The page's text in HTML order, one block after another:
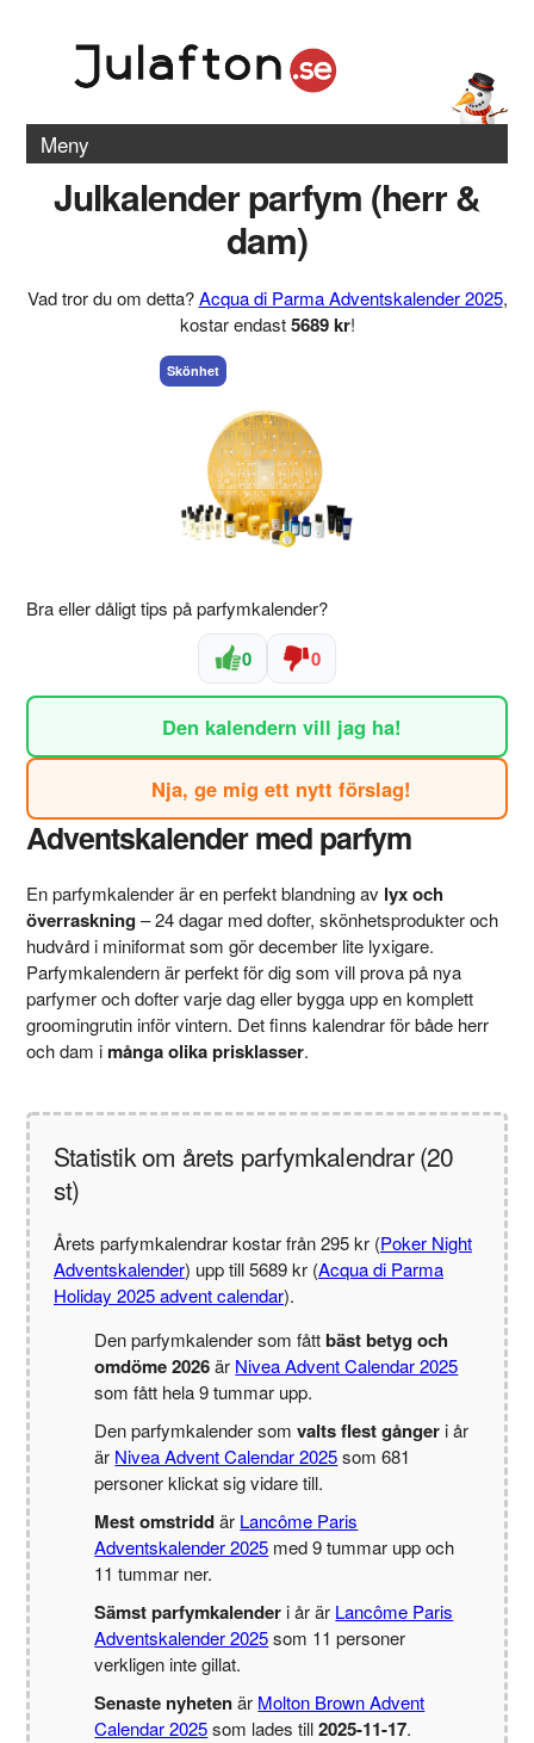
Meny
Julkalender parfym (herr &
dam)
Vad tror du om detta?Acqua di Parma Adventskalender 2025,
kostar endast5689 kr!
Skönhet
Bra eller dåligt tips på parfymkalender?
0 0
Den kalendern vill jag ha!
Nja, ge mig ett nytt förslag!
Adventskalender med parfym
En parfymkalender är en perfekt blandning av lyx och
överraskning– 24 dagar med dofter, skönhetsprodukter och
hudvård i miniformat som gör december lite lyxigare.
Parfymkalendern är perfekt för dig som vill prova på nya
parfymer och dofter varje dag eller bygga upp en komplett
groomingrutin inför vintern. Det finns kalendrar för både herr
och dam imånga olika prisklasser.
Statistik om årets parfymkalendrar (20
st)
Årets parfymkalendrar kostar från 295 kr (Poker Night
Adventskalender) upp till 5689 kr (Acqua di Parma
Holiday 2025 advent calendar).
Den parfymkalender som fåttbäst betyg och
omdöme 2026är Nivea Advent Calendar 2025
som fått hela 9 tummar upp.
Den parfymkalender somvalts flest gångeri år
är Nivea Advent Calendar 2025som 681
personer klickat sig vidare till.
Mest omstriddär Lancôme Paris
Adventskalender 2025 med 9 tummar upp och
11 tummar ner.
Sämst parfymkalenderi år är Lancôme Paris
Adventskalender 2025som 11 personer
verkligen inte gillat.
Senaste nyhetenär Molton Brown Advent
Calendar 2025som lades till2025-11-17.